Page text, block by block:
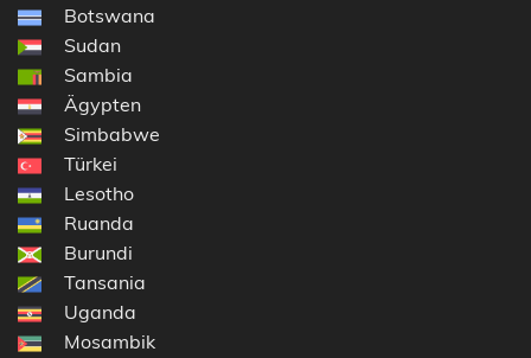
Botswana
Sudan
Sambia
Ägypten
Simbabwe
Türkei
Lesotho
Ruanda
Burundi
Tansania
Uganda
Mosambik